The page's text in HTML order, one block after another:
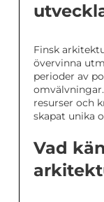
Finsk
övervinna
perioder av
resurser och
skapat unika
Vad